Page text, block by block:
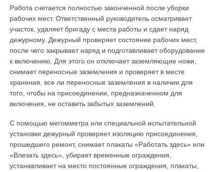
Работа считается полностью законченной после уборки
рабочих мест. Ответ­ственный руководитель осматривает
участок, удаляет бригаду с места работы и сдает наряд
дежурному. Дежурный проверяет состояние рабочих мест,
после чего закрывает наряд и подготавливает оборудование
к включению. Для этого он отключает заземляющие ножи,
снимает переносные заземления и проверяет в месте
хранения, все ли переносные заземления в наличии для
того, чтобы на присоединении, предназначенном для
включения, не оставить забытых заземлений.
С помощью мегомметра или специальной испытательной
установки дежурный проверяет изоляцию присоединения,
прошедшего ремонт, снимает плакаты «Работать здесь» или
«Влезать здесь», убирает временные огражде­ния,
устанавливает на место постоянные ограждения, плакаты,